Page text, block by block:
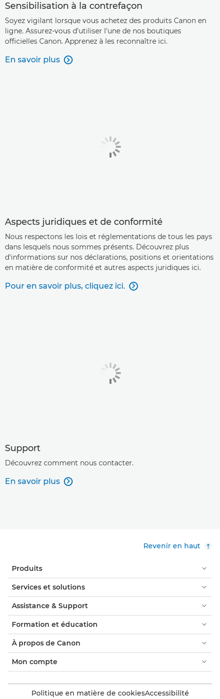
Sensibilisation à la contrefaçon
Soyez vigilant lorsque vous achetez des produits Canon en
ligne. Assurez-vous d'utiliser l'une de nos boutiques
officielles Canon. Apprenez à les reconnaître ici.
En savoir plus 
Aspects juridiques et de conformité
Nous respectons les lois et réglementations de tous les pays
dans lesquels nous sommes présents. Découvrez plus
d'informations sur nos déclarations, positions et orientations
en matière de conformité et autres aspects juridiques ici.
Pour en savoir plus, cliquez ici. 
Support
Découvrez comment nous contacter.
En savoir plus 
Revenir en haut
Produits
Services et solutions
Assistance & Support
Formation et éducation
À propos de Canon
Mon compte
Politique en matière de cookiesAccessibilité